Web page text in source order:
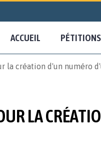
ACCUEIL PÉTITIONS
la création d'un numéro
LA